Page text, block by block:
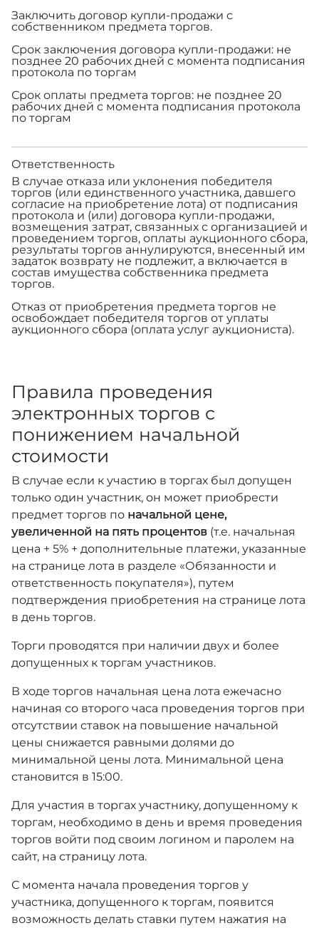
Заключить договор купли-продажи с
собственником предмета торгов.
Срок заключения договора купли-продажи: не
позднее 20 рабочих дней с момента подписания
протокола по торгам
Срок оплаты предмета торгов: не позднее 20
рабочих дней с момента подписания протокола
по торгам
Ответственность
В случае отказа или уклонения победителя
торгов (или единственного участника, давшего
согласие на приобретение лота) от подписания
протокола и (или) договора купли-продажи,
возмещения затрат, связанных с организацией и
проведением торгов, оплаты аукционного сбора,
результаты торгов аннулируются, внесенный им
задаток возврату не подлежит, а включается в
состав имущества собственника предмета
торгов.
Отказ от приобретения предмета торгов не
освобождает победителя торгов от уплаты
аукционного сбора (оплата услуг аукциониста).
Правила проведения
электронных торгов с
понижением начальной
стоимости
В случае если к участию в торгах был допущен
только один участник, он может приобрести
предмет торгов по начальной цене,
увеличенной на пять процентов (т.е. начальная
цена + 5% + дополнительные платежи, указанные
на странице лота в разделе «Обязанности и
ответственность покупателя»), путем
подтверждения приобретения на странице лота
в день торгов.
Торги проводятся при наличии двух и более
допущенных к торгам участников.
В ходе торгов начальная цена лота ежечасно
начиная со второго часа проведения торгов при
отсутствии ставок на повышение начальной
цены снижается равными долями до
минимальной цены лота. Минимальной цена
становится в 15:00.
Для участия в торгах участнику, допущенному к
торгам, необходимо в день и время проведения
торгов войти под своим логином и паролем на
сайт, на страницу лота.
С момента начала проведения торгов у
участника, допущенного к торгам, появится
возможность делать ставки путем нажатия на